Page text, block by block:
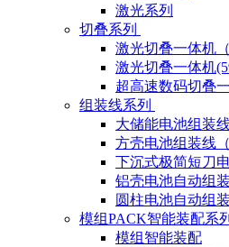
激光系列
切叠系列
激光切叠一体机（
激光切叠一体机
超高速数码切叠
组装线系列
大储能电池组装
方壳电池组装线
下沉式极简短刀
铝壳电池自动组
圆柱电池自动组
模组PACK智能装配系列
模组智能装配